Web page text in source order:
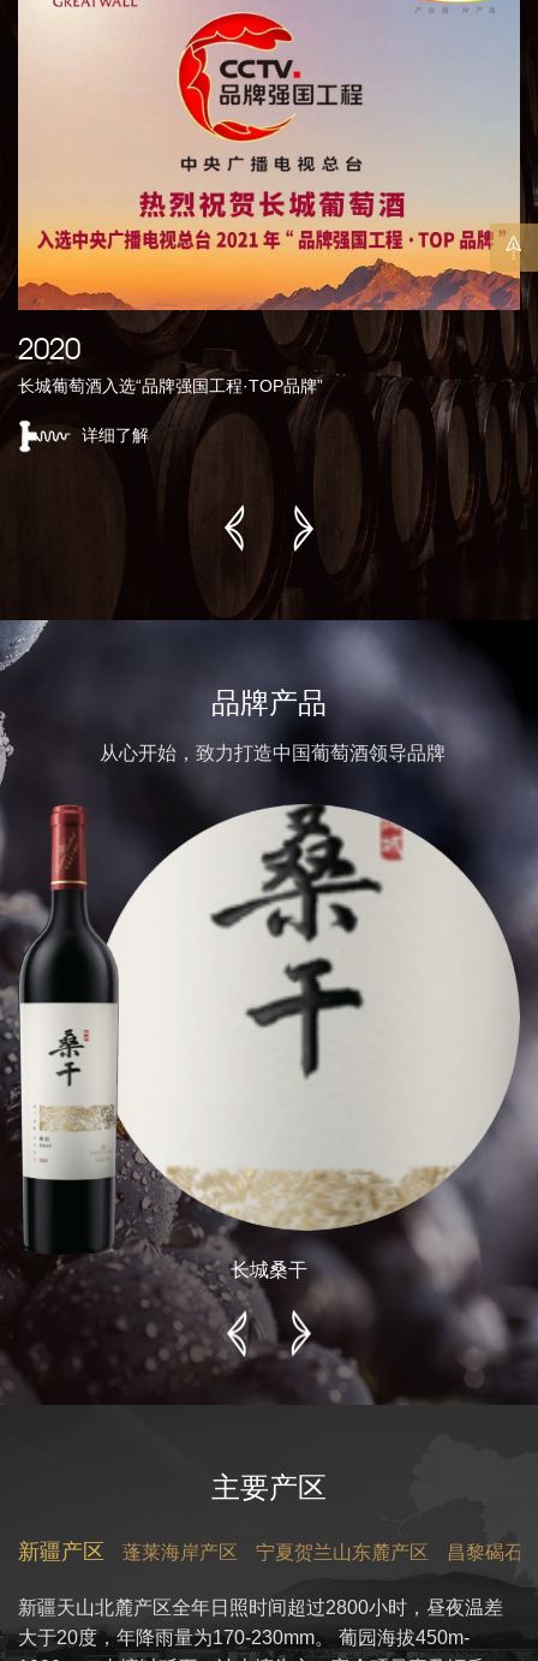
2020
长城葡萄酒入选“品牌强国工程·TOP品牌”
详细了解
品牌产品
从心开始，致力打造中国葡萄酒领导品牌
长城桑干
主要产区
新疆产区 蓬莱海岸产区 宁夏贺兰山东麓产区 昌黎碣石
新疆天山北麓产区全年日照时间超过2800小时，昼夜温差
大于20度，年降雨量为170-230mm。
葡园海拔450m-